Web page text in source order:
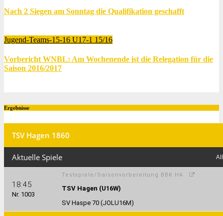
Nach 2 Siegen am Sonntag die Qualifikation geschafft
Jugend-Teams-15-16 U17-1 15/16
Vorbericht WNBL: Am Wochenende ist die Relegation für die
Saison 2016/2017
Ergebnisse